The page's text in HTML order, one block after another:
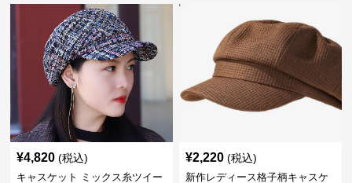
¥4,820 (税込)
キャスケット ミックス糸ツイー
¥2,220 (税込)
新作レディース格子柄キャスケ